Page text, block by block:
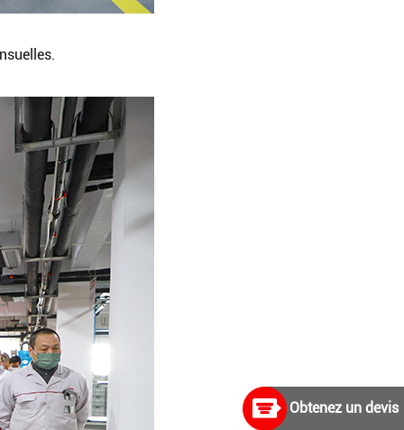
Obtenez un devis